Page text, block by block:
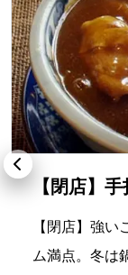
【閉店】
【閉店】強
ム満点。冬は